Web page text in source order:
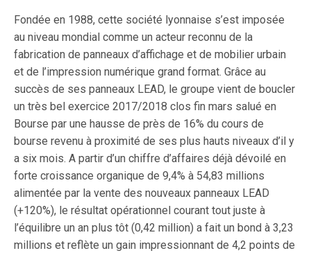
Fondée en 1988, cette société lyonnaise s’est imposée
au niveau mondial comme un acteur reconnu de la
fabrication de panneaux d’affichage et de mobilier urbain
et de l’impression numérique grand format. Grâce au
succès de ses panneaux LEAD, le groupe vient de boucler
un très bel exercice 2017/2018 clos fin mars salué en
Bourse par une hausse de près de 16% du cours de
bourse revenu à proximité de ses plus hauts niveaux d’il y
a six mois. A partir d’un chiffre d’affaires déjà dévoilé en
forte croissance organique de 9,4% à 54,83 millions
alimentée par la vente des nouveaux panneaux LEAD
(+120%), le résultat opérationnel courant tout juste à
l’équilibre un an plus tôt (0,42 million) a fait un bond à 3,23
millions et reflète un gain impressionnant de 4,2 points de